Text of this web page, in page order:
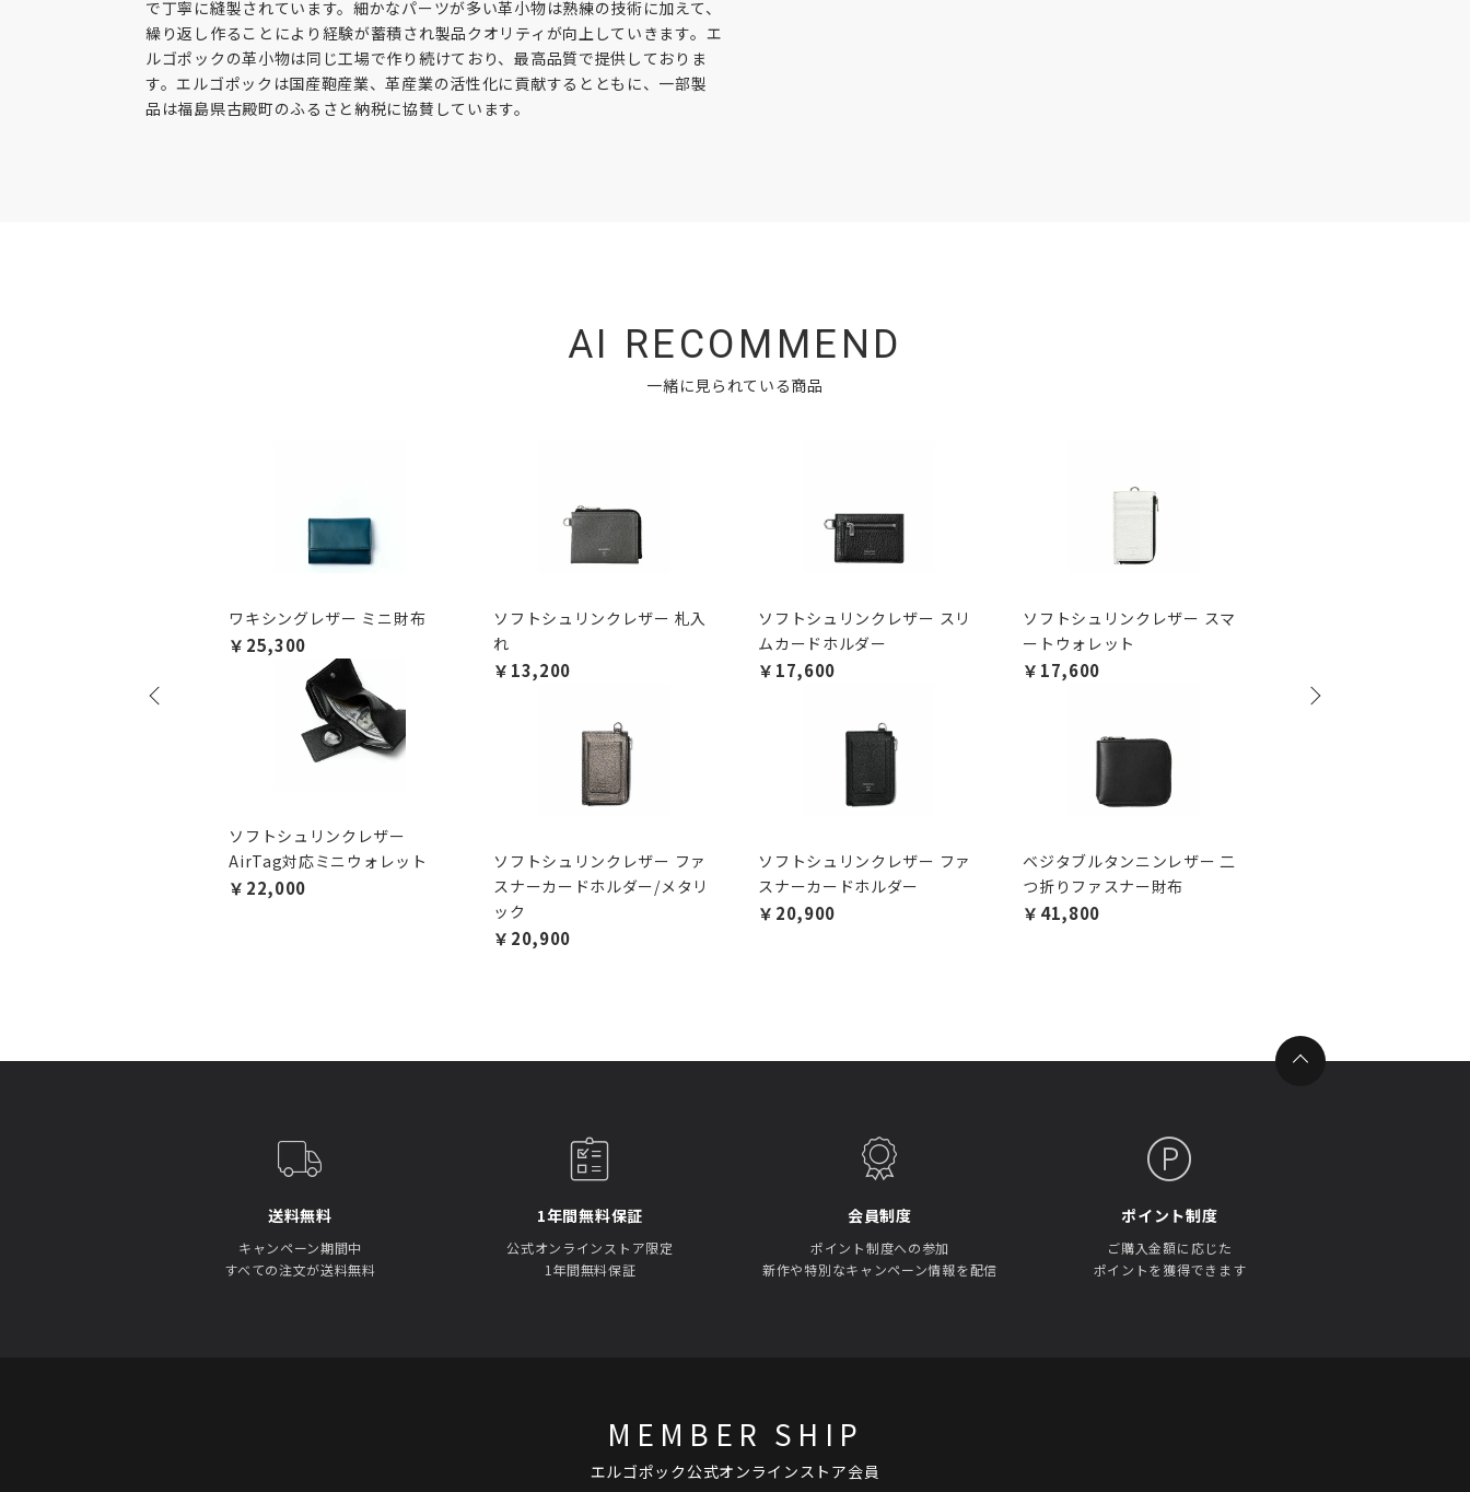
で丁寧に縫製されています。細かなパーツが多い革小物は熟練の技術に加えて、
繰り返し作ることにより経験が蓄積され製品クオリティが向上していきます。エ
ルゴポックの革小物は同じ工場で作り続けており、最高品質で提供しておりま
す。エルゴポックは国産鞄産業、革産業の活性化に貢献するとともに、一部製
品は福島県古殿町のふるさと納税に協賛しています。
AI RECOMMEND
一緒に見られている商品
ワキシングレザー ミニ財布
￥25,300
ソフトシュリンクレザー
AirTag対応ミニウォレット
￥22,000
ソフトシュリンクレザー 札入
れ
￥13,200
ソフトシュリンクレザー ファ
スナーカードホルダー/メタリ
ック
￥20,900
ソフトシュリンクレザー スリ
ムカードホルダー
￥17,600
ソフトシュリンクレザー ファ
スナーカードホルダー
￥20,900
ソフトシュリンクレザー スマ
ートウォレット
￥17,600
ベジタブルタンニンレザー 二
つ折りファスナー財布
￥41,800
送料無料
キャンペーン期間中
すべての注文が送料無料
1年間無料保証
公式オンラインストア限定
1年間無料保証
会員制度
ポイント制度への参加
新作や特別なキャンペーン情報を配信
ポイント制度
ご購入金額に応じた
ポイントを獲得できます
MEMBER SHIP
エルゴポック公式オンラインストア会員